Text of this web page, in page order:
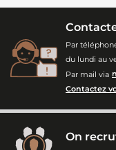
Par
du lundi au
Par mail via
Contactez
On